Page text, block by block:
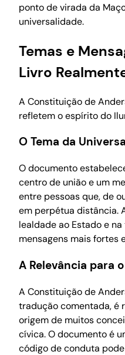
ponto de virada da
universalidade.
Temas e
Livro
A Constituição de
refletem o espírito do
O Tema da
O documento
centro de união e um
entre pessoas que, de
em perpétua distância.
lealdade ao Estado e
mensagens mais fortes
A Relevância para
A Constituição de
tradução comentada, é
origem de muitos
cívica. O documento é
código de conduta